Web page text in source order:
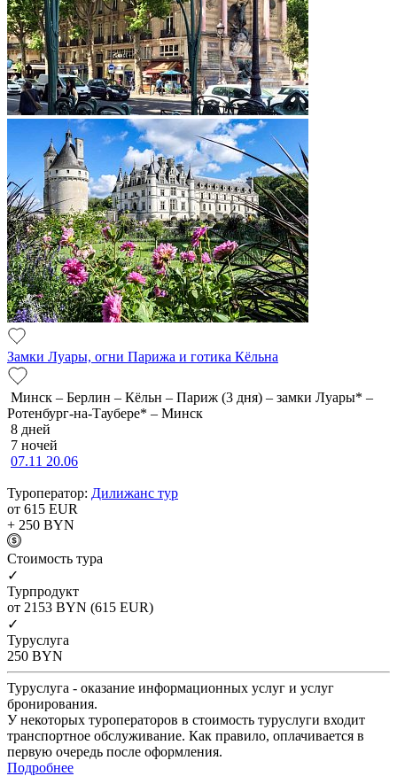
Замки Луары, огни Парижа и готика Кёльна
Минск – Берлин – Кёльн – Париж (3 дня) – замки Луары* –
Ротенбург-на-Таубере* – Минск
8 дней
7 ночей
07.11 20.06
Туроператор: Дилижанс тур
от 615 EUR
+ 250 BYN
Cтоимость тура
✓
Турпродукт
от 2153 BYN (615 EUR)
✓
Туруслуга
250 BYN
Туруслуга - оказание информационных услуг и услуг
бронирования.
У некоторых туроператоров в стоимость туруслуги входит
транспортное обслуживание. Как правило, оплачивается в
первую очередь после оформления.
Подробнее